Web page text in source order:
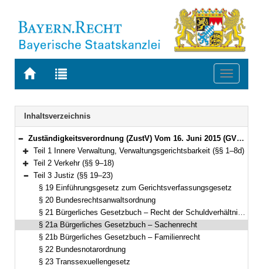
Zur
BAYERN.RECHT
Zur
letzten
Suche
Toggle
Navigation
Inhaltsverzeichnis
Bereich reduzieren
Zuständigkeitsverordnung (ZustV) Vom 16. Juni 2015 (GVBl. S. 184) BayRS 2015-1-1-V (§§ 1–100)
Bereich erweitern
Teil 1 Innere Verwaltung, Verwaltungsgerichtsbarkeit (§§ 1–8d)
Bereich erweitern
Teil 2 Verkehr (§§ 9–18)
Bereich reduzieren
Teil 3 Justiz (§§ 19–23)
§ 19 Einführungsgesetz zum Gerichtsverfassungsgesetz
§ 20 Bundesrechtsanwaltsordnung
§ 21 Bürgerliches Gesetzbuch – Recht der Schuldverhältnisse
§ 21a Bürgerliches Gesetzbuch – Sachenrecht
§ 21b Bürgerliches Gesetzbuch – Familienrecht
§ 22 Bundesnotarordnung
§ 23 Transsexuellengesetz